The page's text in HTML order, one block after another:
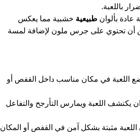
باللعبة.
عادة بألوان طبيعية خشبية مما يعكس
أن تحتوي على جرس ملون لإضافة لمسة
اللعبة في مكان مناسب داخل القفص أو
يكتشف اللعبة ويمارس التأرجح والتفاعل
اللعبة مثبتة بشكل آمن في القفص أو المكان